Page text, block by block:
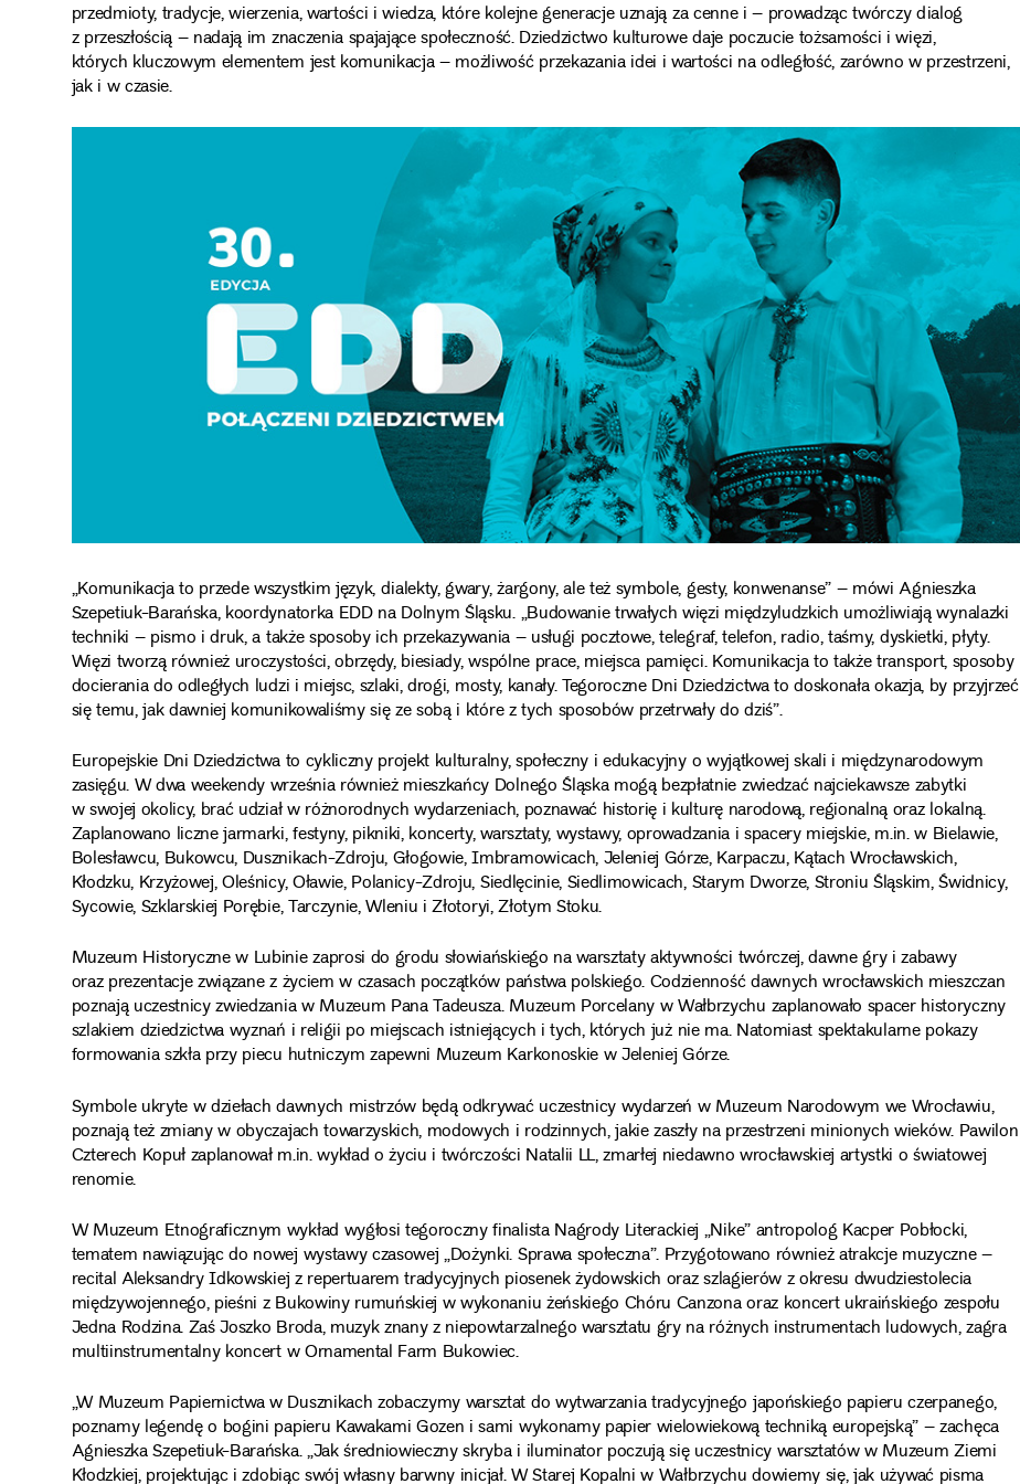
przedmioty, tradycje, wierzenia, wartości i wiedza, które kolejne generacje uznają za cenne i – prowadząc twórczy dialog
z przeszłością – nadają im znaczenia spajające społeczność. Dziedzictwo kulturowe daje poczucie tożsamości i więzi,
których kluczowym elementem jest komunikacja – możliwość przekazania idei i wartości na odległość, zarówno w przestrzeni,
jak i w czasie.
„Komunikacja to przede wszystkim język, dialekty, gwary, żargony, ale też symbole, gesty, konwenanse” – mówi Agnieszka
Szepetiuk-Barańska, koordynatorka EDD na Dolnym Śląsku. „Budowanie trwałych więzi międzyludzkich umożliwiają wynalazki
techniki – pismo i druk, a także sposoby ich przekazywania – usługi pocztowe, telegraf, telefon, radio, taśmy, dyskietki, płyty.
Więzi tworzą również uroczystości, obrzędy, biesiady, wspólne prace, miejsca pamięci. Komunikacja to także transport, sposoby
docierania do odległych ludzi i miejsc, szlaki, drogi, mosty, kanały. Tegoroczne Dni Dziedzictwa to doskonała okazja, by przyjrzeć
się temu, jak dawniej komunikowaliśmy się ze sobą i które z tych sposobów przetrwały do dziś”.
Europejskie Dni Dziedzictwa to cykliczny projekt kulturalny, społeczny i edukacyjny o wyjątkowej skali i międzynarodowym
zasięgu. W dwa weekendy września również mieszkańcy Dolnego Śląska mogą bezpłatnie zwiedzać najciekawsze zabytki
w swojej okolicy, brać udział w różnorodnych wydarzeniach, poznawać historię i kulturę narodową, regionalną oraz lokalną.
Zaplanowano liczne jarmarki, festyny, pikniki, koncerty, warsztaty, wystawy, oprowadzania i spacery miejskie, m.in. w Bielawie,
Bolesławcu, Bukowcu, Dusznikach-Zdroju, Głogowie, Imbramowicach, Jeleniej Górze, Karpaczu, Kątach Wrocławskich,
Kłodzku, Krzyżowej, Oleśnicy, Oławie, Polanicy-Zdroju, Siedlęcinie, Siedlimowicach, Starym Dworze, Stroniu Śląskim, Świdnicy,
Sycowie, Szklarskiej Porębie, Tarczynie, Wleniu i Złotoryi, Złotym Stoku.
Muzeum Historyczne w Lubinie zaprosi do grodu słowiańskiego na warsztaty aktywności twórczej, dawne gry i zabawy
oraz prezentacje związane z życiem w czasach początków państwa polskiego. Codzienność dawnych wrocławskich mieszczan
poznają uczestnicy zwiedzania w Muzeum Pana Tadeusza. Muzeum Porcelany w Wałbrzychu zaplanowało spacer historyczny
szlakiem dziedzictwa wyznań i religii po miejscach istniejących i tych, których już nie ma. Natomiast spektakularne pokazy
formowania szkła przy piecu hutniczym zapewni Muzeum Karkonoskie w Jeleniej Górze.
Symbole ukryte w dziełach dawnych mistrzów będą odkrywać uczestnicy wydarzeń w Muzeum Narodowym we Wrocławiu,
poznają też zmiany w obyczajach towarzyskich, modowych i rodzinnych, jakie zaszły na przestrzeni minionych wieków. Pawilon
Czterech Kopuł zaplanował m.in. wykład o życiu i twórczości Natalii LL, zmarłej niedawno wrocławskiej artystki o światowej
renomie.
W Muzeum Etnograficznym wykład wygłosi tegoroczny finalista Nagrody Literackiej „Nike” antropolog Kacper Pobłocki,
tematem nawiązując do nowej wystawy czasowej „Dożynki. Sprawa społeczna”. Przygotowano również atrakcje muzyczne –
recital Aleksandry Idkowskiej z repertuarem tradycyjnych piosenek żydowskich oraz szlagierów z okresu dwudziestolecia
międzywojennego, pieśni z Bukowiny rumuńskiej w wykonaniu żeńskiego Chóru Canzona oraz koncert ukraińskiego zespołu
Jedna Rodzina. Zaś Joszko Broda, muzyk znany z niepowtarzalnego warsztatu gry na różnych instrumentach ludowych, zagra
multiinstrumentalny koncert w Ornamental Farm Bukowiec.
„W Muzeum Papiernictwa w Dusznikach zobaczymy warsztat do wytwarzania tradycyjnego japońskiego papieru czerpanego,
poznamy legendę o bogini papieru Kawakami Gozen i sami wykonamy papier wielowiekową techniką europejską” – zachęca
Agnieszka Szepetiuk-Barańska. „Jak średniowieczny skryba i iluminator poczują się uczestnicy warsztatów w Muzeum Ziemi
Kłodzkiej, projektując i zdobiąc swój własny barwny inicjał. W Starej Kopalni w Wałbrzychu dowiemy się, jak używać pisma